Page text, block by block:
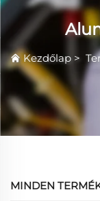
Kezdőlap >
MINDEN